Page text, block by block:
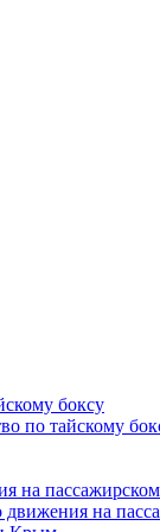
по тайскому
на